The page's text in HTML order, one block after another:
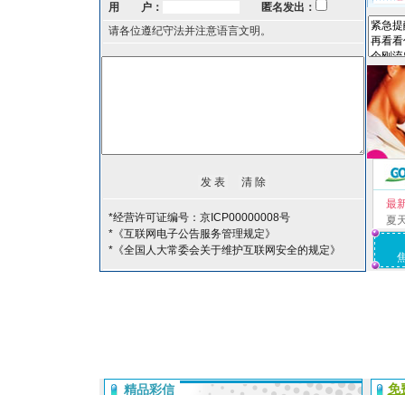
用 户：
匿名发出：
请各位遵纪守法并注意语言文明。
*经营许可证编号：京ICP00000008号
*《互联网电子公告服务管理规定》
*《全国人大常委会关于维护互联网安全的规定》
最
夏